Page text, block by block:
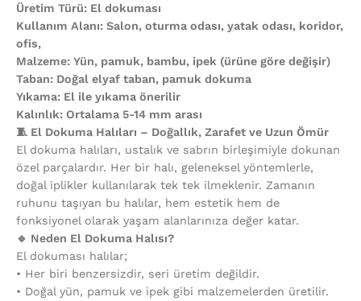
Üretim Türü: El dokuması
Kullanım Alanı: Salon, oturma odası, yatak odası, koridor,
ofis,
Malzeme: Yün, pamuk, bambu, ipek (ürüne göre değişir)
Taban: Doğal elyaf taban, pamuk dokuma
Yıkama: El ile yıkama önerilir
Kalınlık: Ortalama 5-14 mm arası
🧵 El Dokuma Halıları – Doğallık, Zarafet ve Uzun Ömür
El dokuma halıları, ustalık ve sabrın birleşimiyle dokunan
özel parçalardır. Her bir halı, geleneksel yöntemlerle,
doğal iplikler kullanılarak tek tek ilmeklenir. Zamanın
ruhunu taşıyan bu halılar, hem estetik hem de
fonksiyonel olarak yaşam alanlarınıza değer katar.
🔹 Neden El Dokuma Halısı?
El dokuması halılar;
•⁠ ⁠Her biri benzersizdir, seri üretim değildir.
•⁠ ⁠Doğal yün, pamuk ve ipek gibi malzemelerden üretilir.